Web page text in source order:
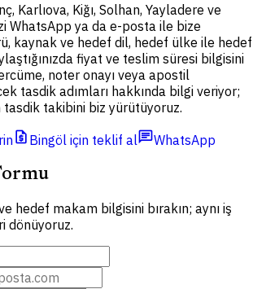
Karlıova, Kiğı, Solhan, Yayladere ve
WhatsApp ya da e-posta ile bize
kaynak ve hedef dil, hedef ülke ile hedef
fiyat ve teslim süresi bilgisini
noter onayı veya apostil
tasdik adımları hakkında bilgi veriyor;
tasdik takibini biz yürütüyoruz.
request_quote Bingöl için teklif alchatWhatsApp
hedef makam bilgisini bırakın; aynı iş
dönüyoruz.